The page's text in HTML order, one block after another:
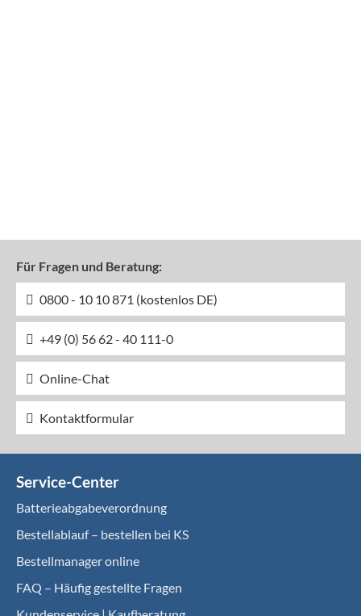
Für Fragen und Beratung:
0800 - 10 10 871 (kostenlos DE)
+49 (0) 56 62 - 40 111-0
Online-Chat
Kontaktformular
Service-Center
Batterieabgabeverordnung
Bestellablauf – bestellen bei KS
Bestellmanager online
FAQ – Häufig gestellte Fragen